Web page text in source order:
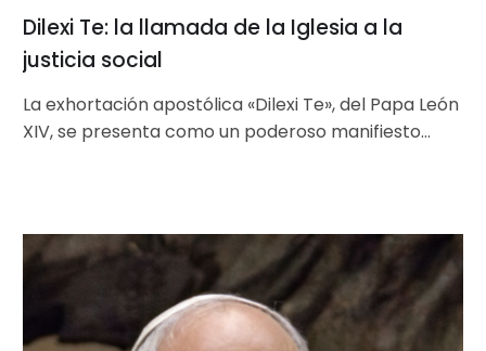
Dilexi Te: la llamada de la Iglesia a la
justicia social
La exhortación apostólica «Dilexi Te», del Papa León
XIV, se presenta como un poderoso manifiesto
El
Papa
León
XIV: